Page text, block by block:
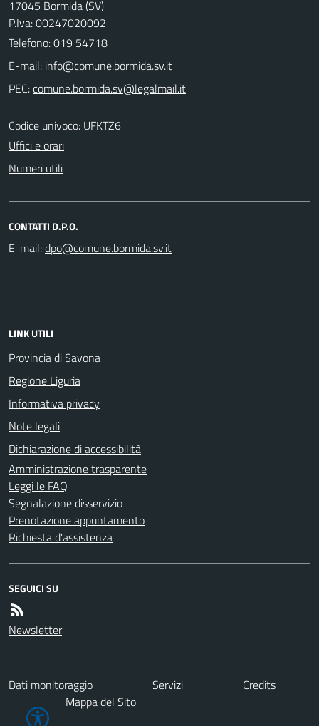
17045 Bormida (SV)
P.Iva: 00247020092
Telefono:019 54718
E-mail:
PEC:
Codice univoco: UFKTZ6
Uffici e orari
Numeri utili
CONTATTI D.P.O.
E-mail:
LINK UTILI
Provincia di Savona
Regione Liguria
Informativa privacy
Note legali
Dichiarazione di accessibilità
Amministrazione trasparente
Leggi le FAQ
Segnalazione disservizio
Prenotazione appuntamento
Richiesta d'assistenza
SEGUICI SU
Newsletter
Dati monitoraggio Servizi
Credits
Mappa del Sito